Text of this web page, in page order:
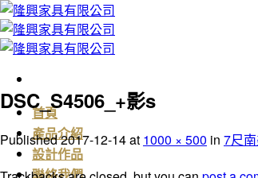
Skip
to
content
首頁
產品介紹
設計作品
聯絡我們
DSC_S4506_+影s
Published2017-12-14at 1000 × 500 in 7尺